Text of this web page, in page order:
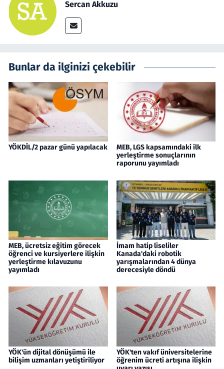
Sercan Akkuzu
Bunlar da ilginizi çekebilir
YÖKDİL/2 pazar günü yapılacak
MEB, LGS kapsamındaki ilk
yerleştirme sonuçlarının
raporunu yayımladı
MEB, ücretsiz eğitim görecek
öğrenci ve kursiyerlere ilişkin
yerleştirme kılavuzunu
yayımladı
İmam hatip liseliler
Kanada'daki robotik
yarışmalarından 4 dünya
derecesiyle döndü
YÖK'ün dijital dönüşümü ile
bilişim uzmanları yetiştiriliyor
YÖK'ten vakıf üniversitelerine
öğrenim ücreti artışına ilişkin